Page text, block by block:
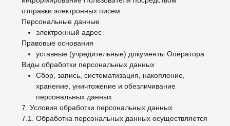
государственных, общественных и иных публичных
интересах, определенных законодательством РФ.
8.7. Оператор при обработке персональных данных
обеспечивает конфиденциальность персональных
данных.
8.8. Оператор осуществляет хранение персональных
персональных данных, не дольше, чем этого требуют
цели обработки персональных данных, если срок
хранения персональных данных не установлен
федеральным законом, договором, стороной
которого, выгодоприобретателем или поручителем по
которому является субъект персональных данных.
данных может являться достижение целей обработки